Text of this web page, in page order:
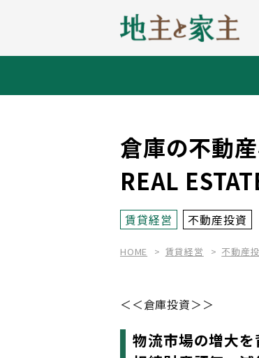
倉庫の不動
REAL
賃貸経営 不動産投資
HOME 賃貸経営 不動産
＜＜倉庫投資＞＞
物流市場の増大